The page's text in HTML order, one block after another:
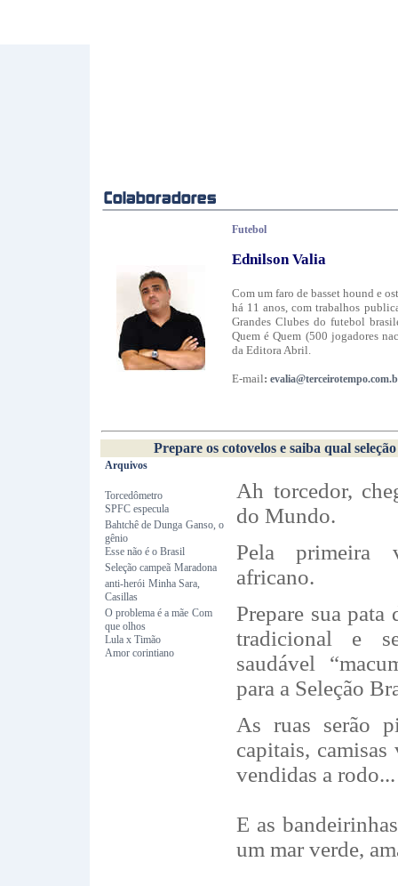
Futebol
Ednilson Valia
Com um faro de basset hound e
há 11 anos, com trabalhos
Grandes Clubes do futebol
Quem é Quem (500 jogadores
da Editora Abril.
E-mail:
Prepare os cotovelos e saiba qual
Arquivos
Torcedômetro
SPFC especula
Bahtchê de Dunga Ganso, o
gênio
Esse não é o Brasil
Seleção campeã Maradona
anti-herói Minha Sara,
Casillas
O problema é a mãe Com
que olhos
Lula x Timão
Amor corintiano
Ah torcedor,
do Mundo.
Pela primeira
africano.
Prepare sua pata
tradicional e
saudável
para a Seleção
As ruas serão
capitais, camisas
vendidas a rodo...
E as
um mar verde,